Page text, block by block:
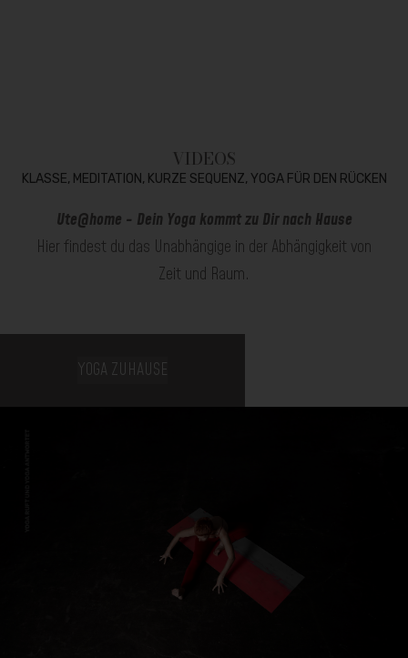
VIDEOS
KLASSE, MEDITATION, KURZE SEQUENZ, YOGA FÜR DEN RÜCKEN
Ute@home - Dein Yoga kommt zu Dir nach Hause
Hier findest du das Unabhängige in der Abhängigkeit von
Zeit und Raum.
YOGA ZUHAUSE